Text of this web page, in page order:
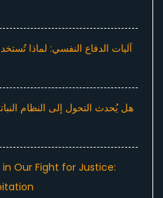
آليات الدفاع النفسي: لماذا
هل يُحدث التحول إلى النظام
Our Fight for Justice: